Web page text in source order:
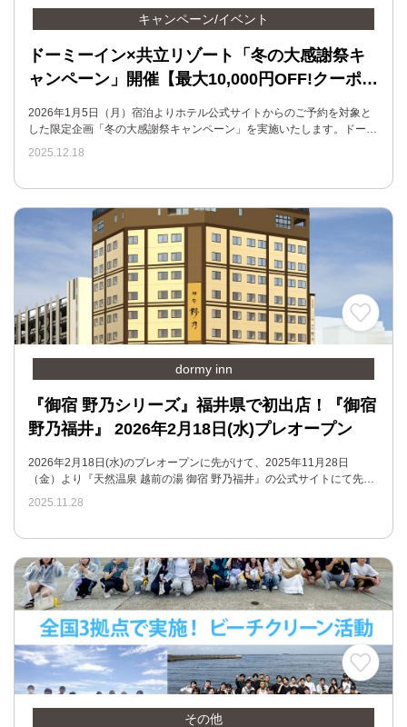
キャンペーン/イベント
ドーミーイン×共立リゾート「冬の大感謝祭キ
ャンペーン」開催【最大10,000円OFF!クーポ…
2026年1月5日（月）宿泊よりホテル公式サイトからのご予約を対象と
した限定企画「冬の大感謝祭キャンペーン」を実施いたします。ドー…
2025.12.18
dormy inn
『御宿 野乃シリーズ』福井県で初出店！『御宿
野乃福井』 2026年2月18日(水)プレオープン
2026年2月18日(水)のプレオープンに先がけて、2025年11月28日
（金）より『天然温泉 越前の湯 御宿 野乃福井』の公式サイトにて先…
2025.11.28
その他